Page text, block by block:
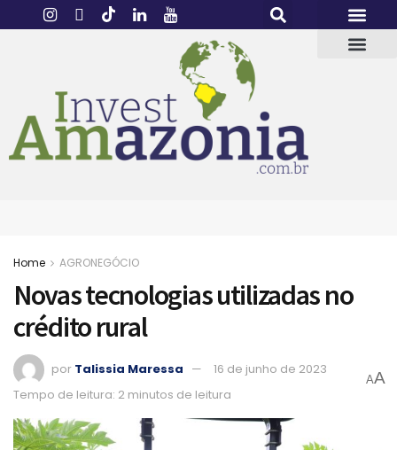
Home AGRONEGÓCIO
Novas tecnologias utilizadas no
crédito rural
por Talissia Maressa
16 de junho de 2023
Tempo de leitura: 2 minutos de leitura
AA